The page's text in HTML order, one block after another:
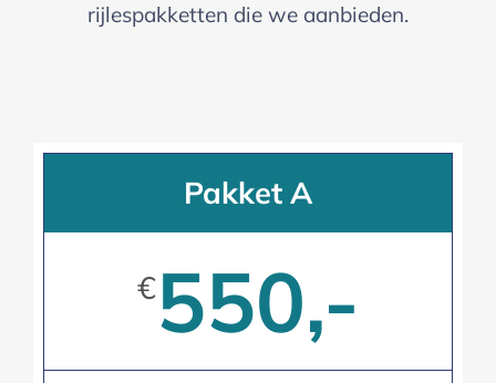
rijlespakketten die we aanbieden.
Pakket A
€550,-